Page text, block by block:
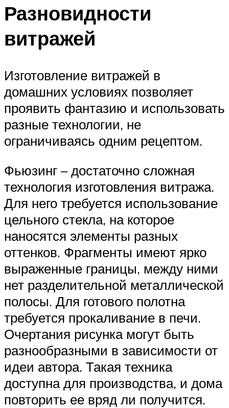
Разновидности
витражей
Изготовление витражей в
домашних условиях позволяет
проявить фантазию и использовать
разные технологии, не
ограничиваясь одним рецептом.
Фьюзинг – достаточно сложная
технология изготовления витража.
Для него требуется использование
цельного стекла, на которое
наносятся элементы разных
оттенков. Фрагменты имеют ярко
выраженные границы, между ними
нет разделительной металлической
полосы. Для готового полотна
требуется прокаливание в печи.
Очертания рисунка могут быть
разнообразными в зависимости от
идеи автора. Такая техника
доступна для производства, и дома
повторить ее вряд ли получится.